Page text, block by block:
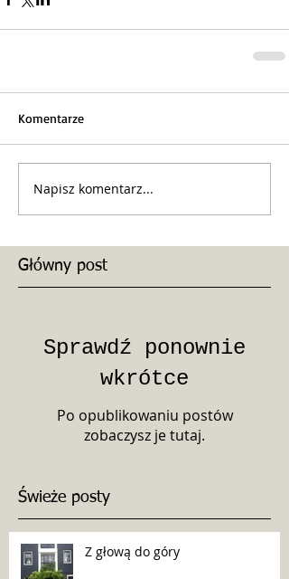
Komentarze
Napisz komentarz...
Główny post
Sprawdź ponownie
wkrótce
Po opublikowaniu postów
zobaczysz je tutaj.
Świeże posty
Z głową do góry